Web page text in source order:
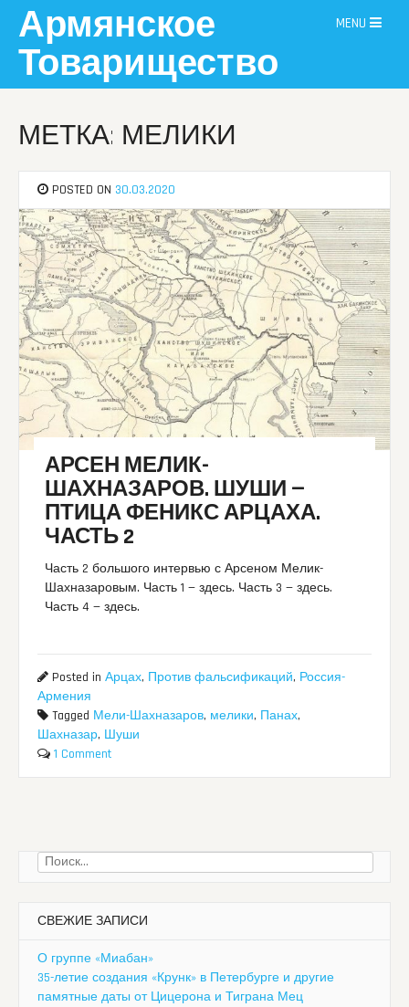
content
Армянское
Товарищество
MENU
МЕТКА: МЕЛИКИ
POSTED ON 30.03.2020
АРСЕН МЕЛИК-
ШАХНАЗАРОВ. ШУШИ —
ПТИЦА ФЕНИКС АРЦАХА.
ЧАСТЬ 2
Часть 2 большого интервью с Арсеном Мелик-
Шахназаровым. Часть 1 — здесь. Часть 3 — здесь.
Часть 4 — здесь.
Posted inАрцах, Против фальсификаций, Россия-
Армения
Tagged Мели-Шахназаров, мелики, Панах,
Шахназар, Шуши
1 Comment
Найти:
СВЕЖИЕ ЗАПИСИ
О группе «Миабан»
35-летие создания «Крунк» в Петербурге и другие
памятные даты от Цицерона и Тиграна Мец